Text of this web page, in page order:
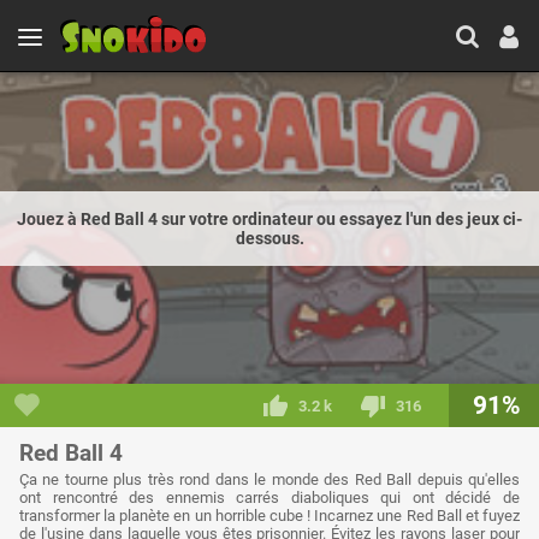
Jouez à Red Ball 4 sur votre ordinateur ou essayez l'un des jeux ci-
dessous.
3.2 k 316 91%
Red Ball 4
Ça ne tourne plus très rond dans le monde des Red Ball depuis qu'elles
ont rencontré des ennemis carrés diaboliques qui ont décidé de
transformer la planète en un horrible cube ! Incarnez une Red Ball et fuyez
de l'usine dans laquelle vous êtes prisonnier. Évitez les rayons laser pour